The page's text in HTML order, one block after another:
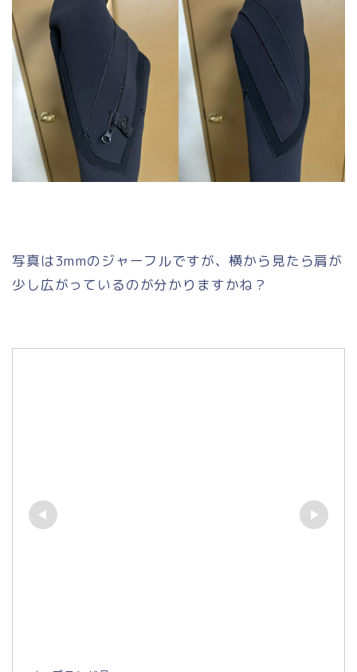
写真は3mmのジャーフルですが、横から見たら肩が
少し広がっているのが分かりますかね？